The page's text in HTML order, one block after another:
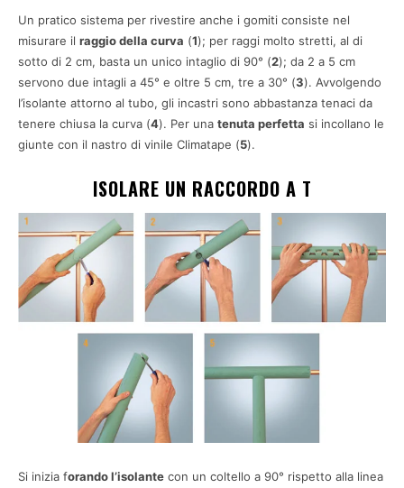
Un pratico sistema per rivestire anche i gomiti consiste nel
misurare il raggio della curva (1); per raggi molto stretti, al di
sotto di 2 cm, basta un unico intaglio di 90° (2); da 2 a 5 cm
servono due intagli a 45° e oltre 5 cm, tre a 30° (3). Avvolgendo
l’isolante attorno al tubo, gli incastri sono abbastanza tenaci da
tenere chiusa la curva (4). Per una tenuta perfetta si incollano le
giunte con il nastro di vinile Climatape (5).
ISOLARE UN RACCORDO A T
Si inizia forando l’isolante con un coltello a 90° rispetto alla linea